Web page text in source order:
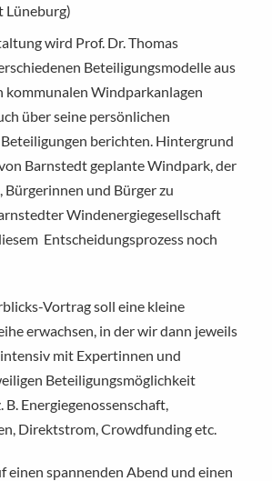
Lüneburg)
wird Prof. Dr. Thomas
Beteiligungsmodelle aus
kommunalen Windparkanlagen
über seine persönlichen
berichten. Hintergrund
Barnstedt geplante Windpark, der
und Bürger zu
Windenergiegesellschaft
Entscheidungsprozess noch
Vortrag soll eine kleine
erwachsen, in der wir dann jeweils
mit Expertinnen und
Beteiligungsmöglichkeit
Energiegenossenschaft,
Direktstrom, Crowdfunding etc.
einen spannenden Abend und einen